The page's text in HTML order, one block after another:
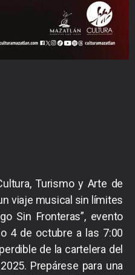
Turismo y Arte de
viaje musical sin límites
Sin Fronteras”, evento
4 de octubre a las 7:00
de la cartelera del
Prepárese para una